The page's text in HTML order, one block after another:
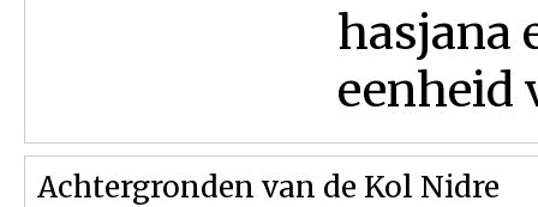
hasjana
eenheid
Achtergronden van de Kol Nidre